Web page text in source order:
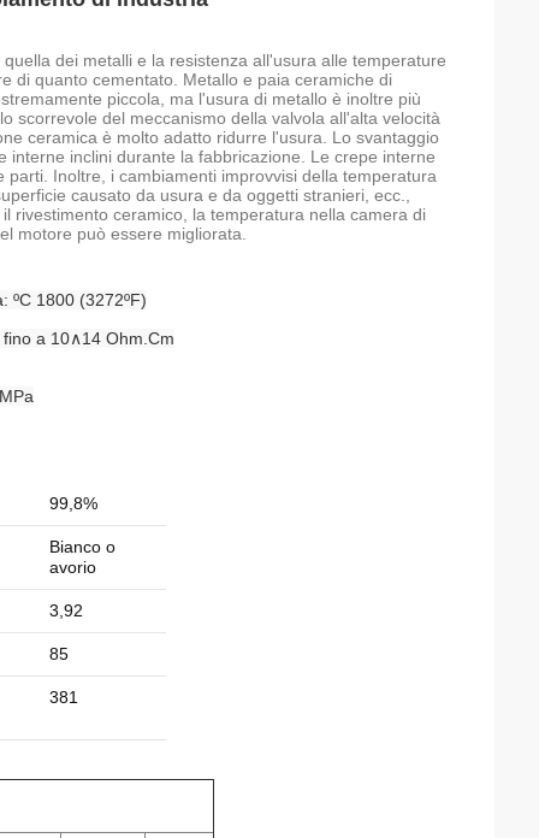
dei metalli e la resistenza all'usura alle temperature
di quanto cementato. Metallo e paia ceramiche di
piccola, ma l'usura di metallo è inoltre più
scorrevole del meccanismo della valvola all'alta velocità
ceramica è molto adatto ridurre l'usura. Lo svantaggio
inclini durante la fabbricazione. Le crepe interne
Inoltre, i cambiamenti improvvisi della temperatura
causato da usura e da oggetti stranieri, ecc.,
rivestimento ceramico, la temperatura nella camera di
motore può essere migliorata.
ºC 1800 (3272ºF)
a 10∧14 Ohm.Cm
99,8%
Bianco o
avorio
3,92
85
381